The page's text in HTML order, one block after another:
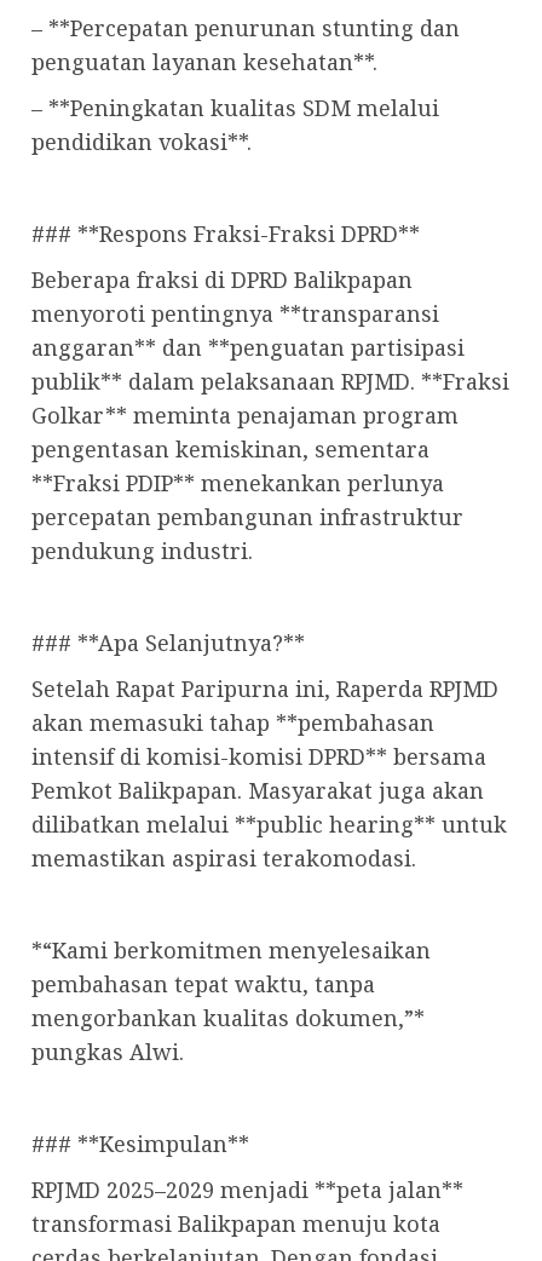
– **Percepatan penurunan stunting dan
penguatan layanan kesehatan**.
– **Peningkatan kualitas SDM melalui
pendidikan vokasi**.
### **Respons Fraksi-Fraksi DPRD**
Beberapa fraksi di DPRD Balikpapan
menyoroti pentingnya **transparansi
anggaran** dan **penguatan partisipasi
publik** dalam pelaksanaan RPJMD. **Fraksi
Golkar** meminta penajaman program
pengentasan kemiskinan, sementara
**Fraksi PDIP** menekankan perlunya
percepatan pembangunan infrastruktur
pendukung industri.
### **Apa Selanjutnya?**
Setelah Rapat Paripurna ini, Raperda RPJMD
akan memasuki tahap **pembahasan
intensif di komisi-komisi DPRD** bersama
Pemkot Balikpapan. Masyarakat juga akan
dilibatkan melalui **public hearing** untuk
memastikan aspirasi terakomodasi.
*“Kami berkomitmen menyelesaikan
pembahasan tepat waktu, tanpa
mengorbankan kualitas dokumen,”*
pungkas Alwi.
### **Kesimpulan**
RPJMD 2025–2029 menjadi **peta jalan**
transformasi Balikpapan menuju kota